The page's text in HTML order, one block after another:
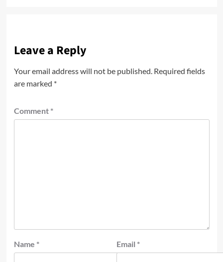
Leave a Reply
Your email address will not be published. Required fields
are marked *
Comment *
Name * Email *